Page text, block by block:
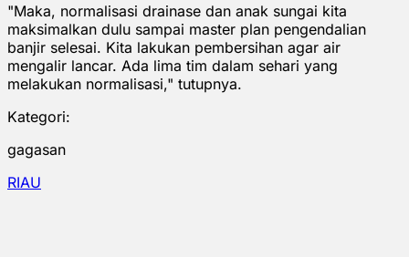
"Maka, normalisasi drainase dan anak sungai kita
maksimalkan dulu sampai master plan pengendalian
banjir selesai. Kita lakukan pembersihan agar air
mengalir lancar. Ada lima tim dalam sehari yang
melakukan normalisasi," tutupnya.
Kategori:
gagasan
RIAU